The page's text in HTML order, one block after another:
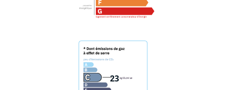
23